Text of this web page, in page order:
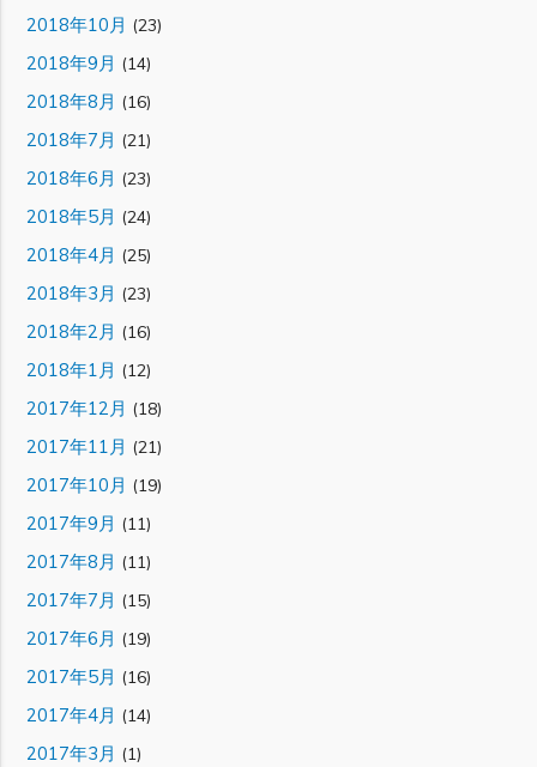
2018年10月 (23)
2018年9月 (14)
2018年8月 (16)
2018年7月 (21)
2018年6月 (23)
2018年5月 (24)
2018年4月 (25)
2018年3月 (23)
2018年2月 (16)
2018年1月 (12)
2017年12月 (18)
2017年11月 (21)
2017年10月 (19)
2017年9月 (11)
2017年8月 (11)
2017年7月 (15)
2017年6月 (19)
2017年5月 (16)
2017年4月 (14)
2017年3月 (1)